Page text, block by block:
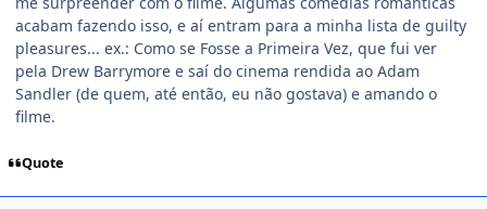
acabam fazendo isso, e aí entram para a minha lista de guilty
pleasures... ex.: Como se Fosse a Primeira Vez, que fui ver
pela Drew Barrymore e saí do cinema rendida ao Adam
Sandler (de quem, até então, eu não gostava) e amando o
filme.
Quote